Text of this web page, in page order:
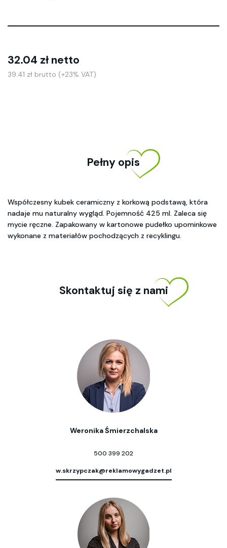
32.04 zł netto
39.41 zł brutto (+23% VAT)
Pełny opis
Współczesny kubek ceramiczny z korkową podstawą, która
nadaje mu naturalny wygląd. Pojemność 425 ml. Zaleca się
mycie ręczne. Zapakowany w kartonowe pudełko upominkowe
wykonane z materiałów pochodzących z recyklingu.
Skontaktuj się z nami
Weronika Śmierzchalska
500 399 202
w.skrzypczak@reklamowygadzet.pl